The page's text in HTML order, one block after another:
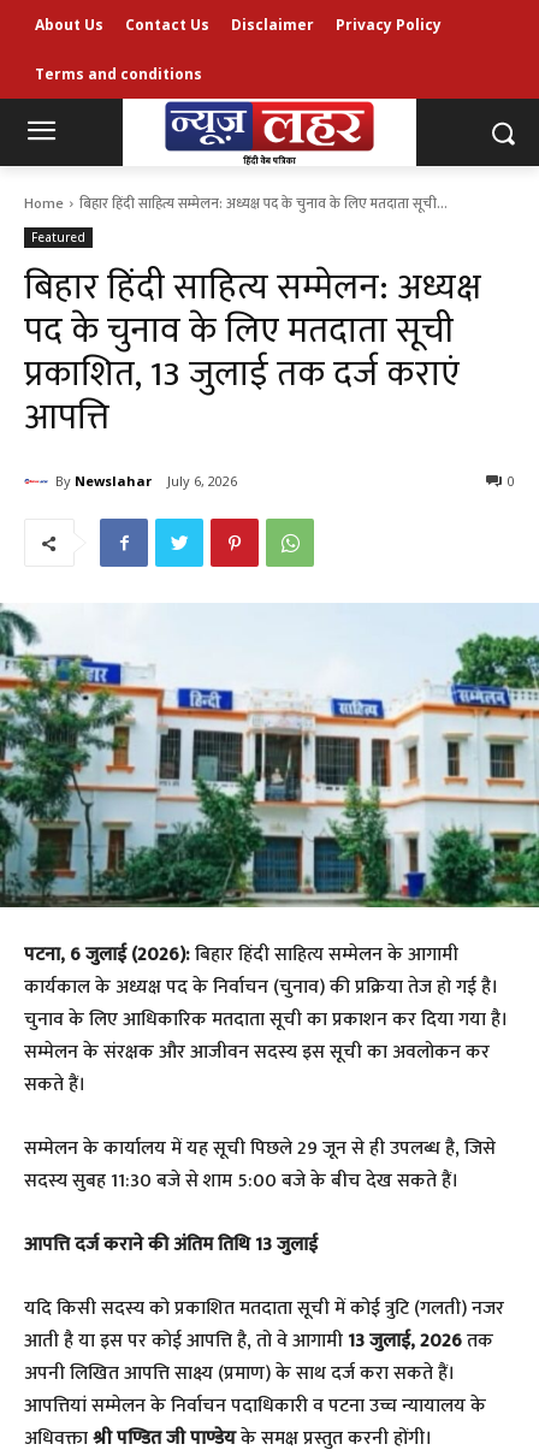
About Us Contact Us Disclaimer Privacy Policy
Terms and conditions
Home बिहार हिंदी साहित्य सम्मेलन: अध्यक्ष पद के चुनाव के लिए मतदाता सूची...
Featured
बिहार हिंदी साहित्य सम्मेलन: अध्यक्ष
पद के चुनाव के लिए मतदाता सूची
प्रकाशित, 13 जुलाई तक दर्ज कराएं
आपत्ति
By Newslahar July 6, 2026 0
पटना, 6 जुलाई (2026):बिहार हिंदी साहित्य सम्मेलन के आगामी
कार्यकाल के अध्यक्ष पद के निर्वाचन (चुनाव) की प्रक्रिया तेज हो गई है।
चुनाव के लिए आधिकारिक मतदाता सूची का प्रकाशन कर दिया गया है।
सम्मेलन के संरक्षक और आजीवन सदस्य इस सूची का अवलोकन कर
सकते हैं।
​सम्मेलन के कार्यालय में यह सूची पिछले 29 जून से ही उपलब्ध है, जिसे
सदस्य सुबह 11:30 बजे से शाम 5:00 बजे के बीच देख सकते हैं।
आपत्ति दर्ज कराने की अंतिम तिथि 13 जुलाई
यदि किसी सदस्य को प्रकाशित मतदाता सूची में कोई त्रुटि (गलती) नजर
आती है या इस पर कोई आपत्ति है, तो वे आगामी13 जुलाई, 2026तक
अपनी लिखित आपत्ति साक्ष्य (प्रमाण) के साथ दर्ज करा सकते हैं।
आपत्तियां सम्मेलन के निर्वाचन पदाधिकारी व पटना उच्च न्यायालय के
अधिवक्ताश्री पण्डित जी पाण्डेयके समक्ष प्रस्तुत करनी होंगी।